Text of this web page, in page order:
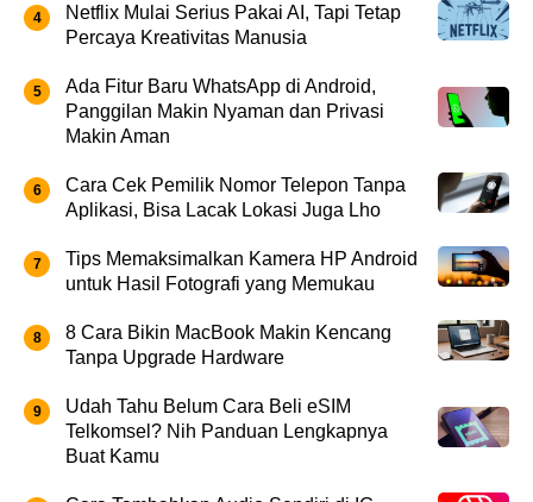
Netflix Mulai Serius Pakai AI, Tapi Tetap
Percaya Kreativitas Manusia
Ada Fitur Baru WhatsApp di Android,
Panggilan Makin Nyaman dan Privasi
Makin Aman
Cara Cek Pemilik Nomor Telepon Tanpa
Aplikasi, Bisa Lacak Lokasi Juga Lho
Tips Memaksimalkan Kamera HP Android
untuk Hasil Fotografi yang Memukau
8 Cara Bikin MacBook Makin Kencang
Tanpa Upgrade Hardware
Udah Tahu Belum Cara Beli eSIM
Telkomsel? Nih Panduan Lengkapnya
Buat Kamu